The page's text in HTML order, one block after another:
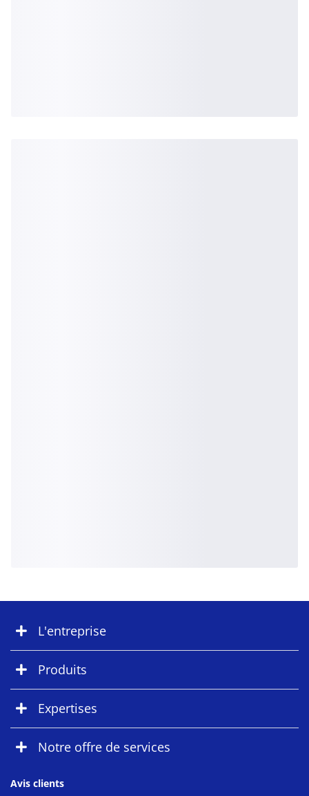
L'entreprise
Produits
Expertises
Notre offre de services
Avis clients